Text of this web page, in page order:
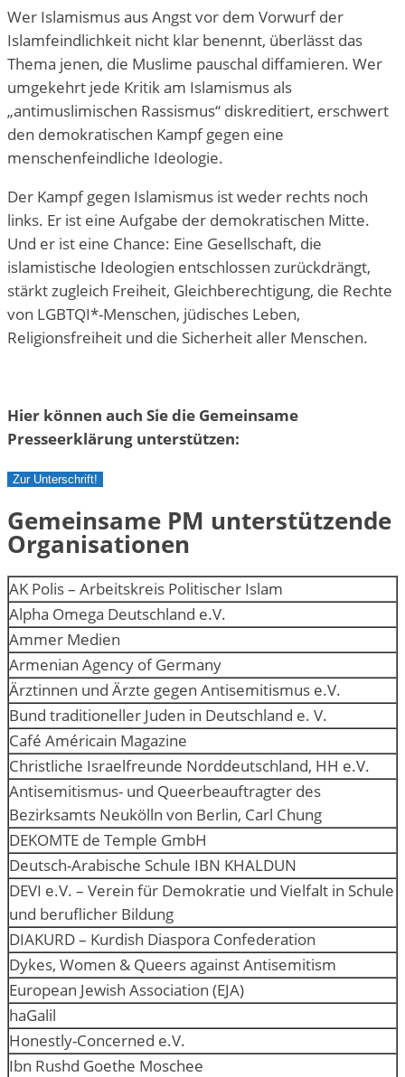
Wer Islamismus aus Angst vor dem Vorwurf der
Islamfeindlichkeit nicht klar benennt, überlässt das
Thema jenen, die Muslime pauschal diffamieren. Wer
umgekehrt jede Kritik am Islamismus als
„antimuslimischen Rassismus“ diskreditiert, erschwert
den demokratischen Kampf gegen eine
menschenfeindliche Ideologie.
Der Kampf gegen Islamismus ist weder rechts noch
links. Er ist eine Aufgabe der demokratischen Mitte.
Und er ist eine Chance: Eine Gesellschaft, die
islamistische Ideologien entschlossen zurückdrängt,
stärkt zugleich Freiheit, Gleichberechtigung, die Rechte
von LGBTQI*-Menschen, jüdisches Leben,
Religionsfreiheit und die Sicherheit aller Menschen.
Hier können auch Sie die Gemeinsame
Presseerklärung unterstützen:
Zur Unterschrift!
Gemeinsame PM unterstützende
Organisationen
AK Polis – Arbeitskreis Politischer Islam
Alpha Omega Deutschland e.V.
Ammer Medien
Armenian Agency of Germany
Ärztinnen und Ärzte gegen Antisemitismus e.V.
Bund traditioneller Juden in Deutschland e. V.
Café Américain Magazine
Christliche Israelfreunde Norddeutschland, HH e.V.
Antisemitismus- und Queerbeauftragter des
Bezirksamts Neukölln von Berlin, Carl Chung
DEKOMTE de Temple GmbH
Deutsch-Arabische Schule IBN KHALDUN
DEVI e.V. – Verein für Demokratie und Vielfalt in Schule
und beruflicher Bildung
DIAKURD – Kurdish Diaspora Confederation
Dykes, Women & Queers against Antisemitism
European Jewish Association (EJA)
haGalil
Honestly-Concerned e.V.
Ibn Rushd Goethe Moschee